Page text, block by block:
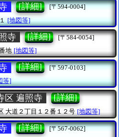
[詳細]
[〒594-0004]
[地図等]
寺 [詳細]
[〒584-0054]
地 [地図等]
[詳細]
[〒597-0103]
等]
区 遍照寺 [詳細]
大道２丁目１２番１２号 [地図等]
[詳細]
[〒567-0062]